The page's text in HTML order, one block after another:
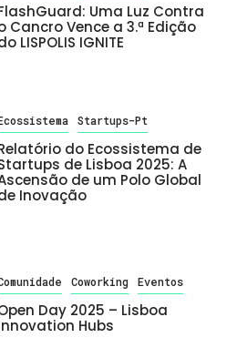
Uma Luz Contra
Cancro Vence a 3.ª Edição
LISPOLIS IGNITE
Startups-Pt
do Ecossistema de
de Lisboa 2025: A
de um Polo Global
Inovação
Coworking Eventos
Day 2025 – Lisboa
Hubs